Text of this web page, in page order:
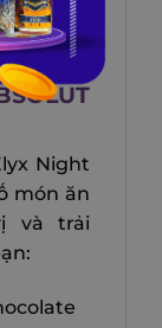
VỊ
Night
món ăn
và trải